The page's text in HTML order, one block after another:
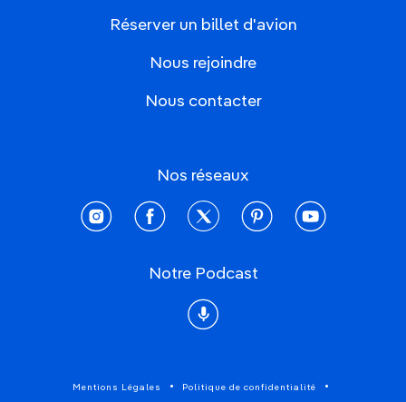
Réserver un billet d'avion
Nous rejoindre
Nous contacter
Nos réseaux
instagramfacebooktwitter pinterestyoutube
Notre Podcast
Podcast
Mentions Légales Politique de confidentialité